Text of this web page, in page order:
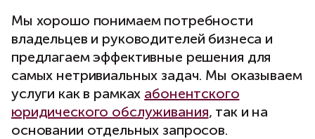
Мы хорошо понимаем потребности
владельцев и руководителей бизнеса и
предлагаем эффективные решения для
самых нетривиальных задач. Мы оказываем
услуги как в рамках абонентского
юридического обслуживания, так и на
основании отдельных запросов.